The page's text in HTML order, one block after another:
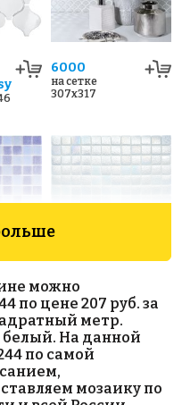
6000
на сетке
307x317
AKE265
на сетке
317x317
можно
по цене 207 руб. за
метр.
белый. На данной
по самой
мозаику по